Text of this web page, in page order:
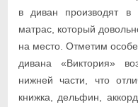
в диван производят
матрас, который
на место. Отметим
дивана «Виктория»
нижней части, что
книжка, дельфин,